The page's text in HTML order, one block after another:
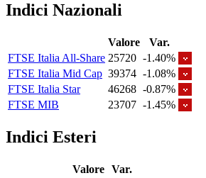
Indici Nazionali
Valore
Var.
FTSE Italia All-Share 25720 -1.40%
FTSE Italia Mid Cap 39374 -1.08%
FTSE Italia Star
46268 -0.87%
FTSE MIB
23707 -1.45%
Indici Esteri
Valore Var.